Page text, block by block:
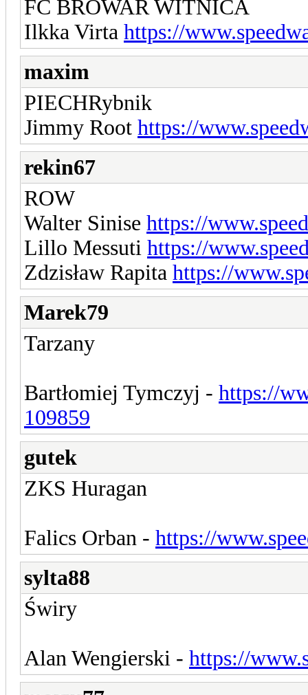
FC BROWAR WITNICA
Ilkka Virta https://
maxim
PIECHRybnik
Jimmy Root https://
rekin67
ROW
Walter Sinise https://
Lillo Messuti https://
Zdzisław Rapita https://
Marek79
Tarzany
Bartłomiej Tymczyj - https://
109859
gutek
ZKS Huragan
Falics Orban - https://
sylta88
Świry
Alan Wengierski - https://